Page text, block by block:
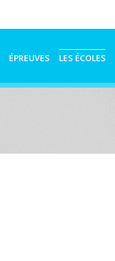
ÉPREUVES LES ÉCOLES